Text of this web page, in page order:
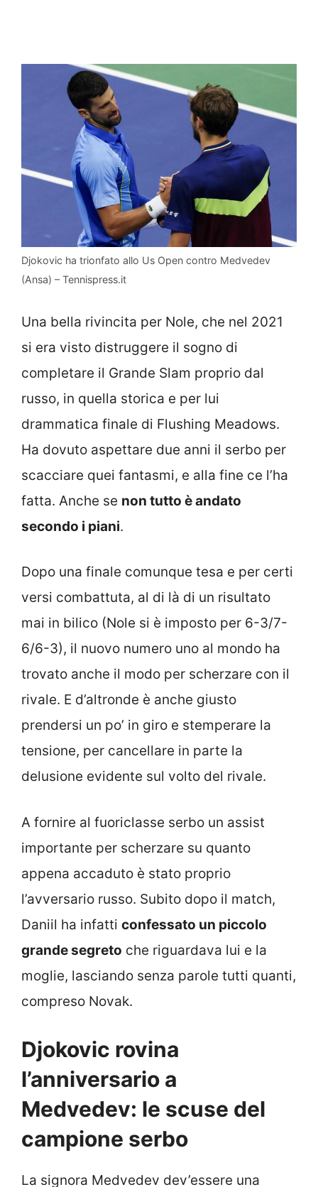
Djokovic ha trionfato allo Us Open contro Medvedev
(Ansa) – Tennispress.it
Una bella rivincita per Nole, che nel 2021
si era visto distruggere il sogno di
completare il Grande Slam proprio dal
russo, in quella storica e per lui
drammatica finale di Flushing Meadows.
Ha dovuto aspettare due anni il serbo per
scacciare quei fantasmi, e alla fine ce l’ha
fatta. Anche se non tutto è andato
secondo i piani.
Dopo una finale comunque tesa e per certi
versi combattuta, al di là di un risultato
mai in bilico (Nole si è imposto per 6-3/7-
6/6-3), il nuovo numero uno al mondo ha
trovato anche il modo per scherzare con il
rivale. E d’altronde è anche giusto
prendersi un po’ in giro e stemperare la
tensione, per cancellare in parte la
delusione evidente sul volto del rivale.
A fornire al fuoriclasse serbo un assist
importante per scherzare su quanto
appena accaduto è stato proprio
l’avversario russo. Subito dopo il match,
Daniil ha infatti confessato un piccolo
grande segreto che riguardava lui e la
moglie, lasciando senza parole tutti quanti,
compreso Novak.
Djokovic rovina
l’anniversario a
Medvedev: le scuse del
campione serbo
La signora Medvedev dev’essere una